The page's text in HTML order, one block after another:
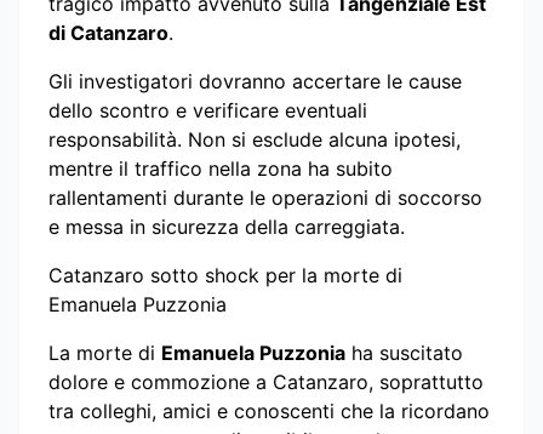
di Catanzaro.
Gli investigatori dovranno accertare le cause
dello scontro e verificare eventuali
responsabilità. Non si esclude alcuna ipotesi,
mentre il traffico nella zona ha subito
rallentamenti durante le operazioni di soccorso
e messa in sicurezza della carreggiata.
Catanzaro sotto shock per la morte di
Emanuela Puzzonia
La morte di Emanuela Puzzonia ha suscitato
dolore e commozione a Catanzaro, soprattutto
tra colleghi, amici e conoscenti che la ricordano